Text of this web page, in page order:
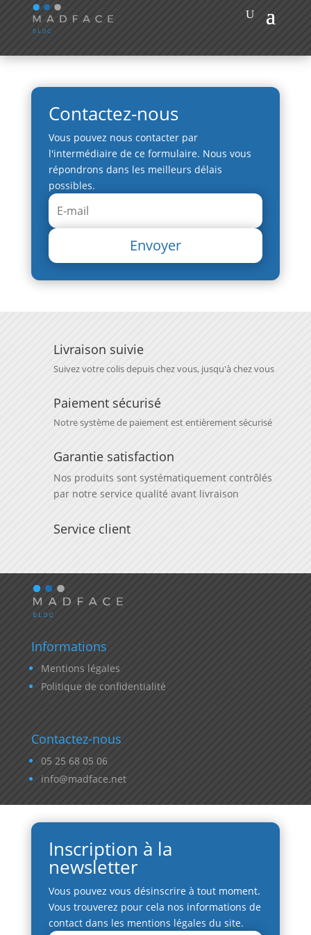
Contactez-nous
Vous pouvez nous contacter par
l'intermédiaire de ce formulaire. Nous vous
répondrons dans les meilleurs délais
possibles.
Envoyer
Livraison suivie
Suivez votre colis depuis chez vous, jusqu'à chez vous
Paiement sécurisé
Notre système de paiement est entièrement sécurisé
Garantie satisfaction
Nos produits sont systématiquement contrôlés
par notre service qualité avant livraison
Service client
Informations
Mentions légales
Politique de confidentialité
Contactez-nous
05 25 68 05 06
info@madface.net
Inscription à la
newsletter
Vous pouvez vous désinscrire à tout moment.
Vous trouverez pour cela nos informations de
contact dans les mentions légales du site.